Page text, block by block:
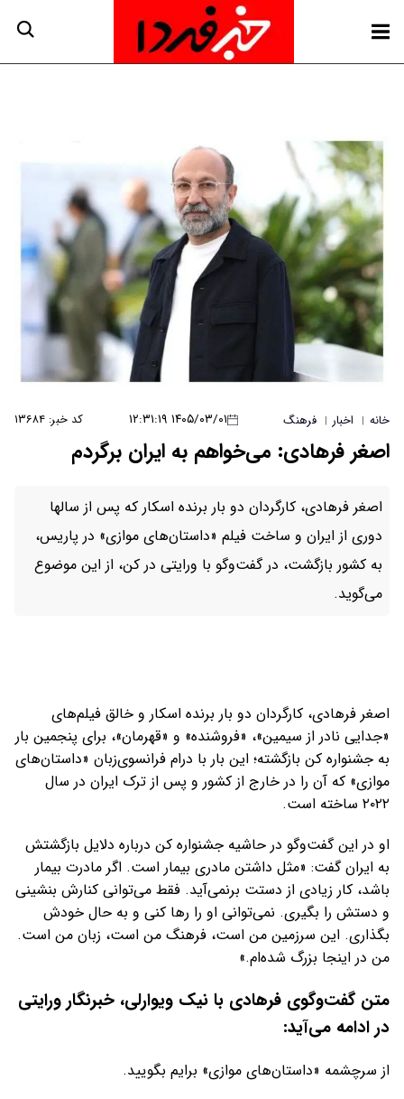
خانه | اخبار | فرهنگ ۱۴۰۵/۰۳/۰۱ ۱۲:۳۱:۱۹ کد خبر: ۱۳۶۸۴
اصغر فرهادی: می‌خواهم به ایران برگردم
اصغر فرهادی، کارگردان دو بار برنده اسکار که پس از سالها
دوری از ایران و ساخت فیلم «داستان‌های موازی» در پاریس،
به کشور بازگشت، در گفت‌وگو با ورایتی در کن، از این موضوع
می‌گوید.
اصغر فرهادی، کارگردان دو بار برنده اسکار و خالق فیلم‌های
«جدایی نادر از سیمین»، «فروشنده» و «قهرمان»، برای پنجمین بار
به جشنواره کن بازگشته؛ این بار با درام فرانسوی‌زبان «داستان‌های
موازی» که آن را در خارج از کشور و پس از ترک ایران در سال
۲۰۲۲ ساخته است.
او در این گفت‌وگو در حاشیه جشنواره کن درباره دلایل بازگشتش
به ایران گفت: «مثل داشتن مادری بیمار است. اگر مادرت بیمار
باشد، کار زیادی از دستت برنمی‌آید. فقط می‌توانی کنارش بنشینی
و دستش را بگیری. نمی‌توانی او را رها کنی و به حال خودش
بگذاری. این سرزمین من است، فرهنگ من است، زبان من است.
من در اینجا بزرگ شده‌ام.»
متن گفت‌وگوی فرهادی با نیک ویوارلی، خبرنگار ورایتی
در ادامه می‌آید:
از سرچشمه «داستان‌های موازی» برایم بگویید.